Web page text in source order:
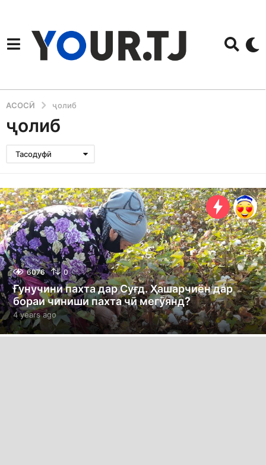
АСОСӢ ҷолиб
ҷолиб
Тасодуфӣ
6076 0
Ғунучини пахта дар Суғд. Ҳашарчиён дар
бораи чиниши пахта чӣ мегӯянд?
4 years ago2
y
e